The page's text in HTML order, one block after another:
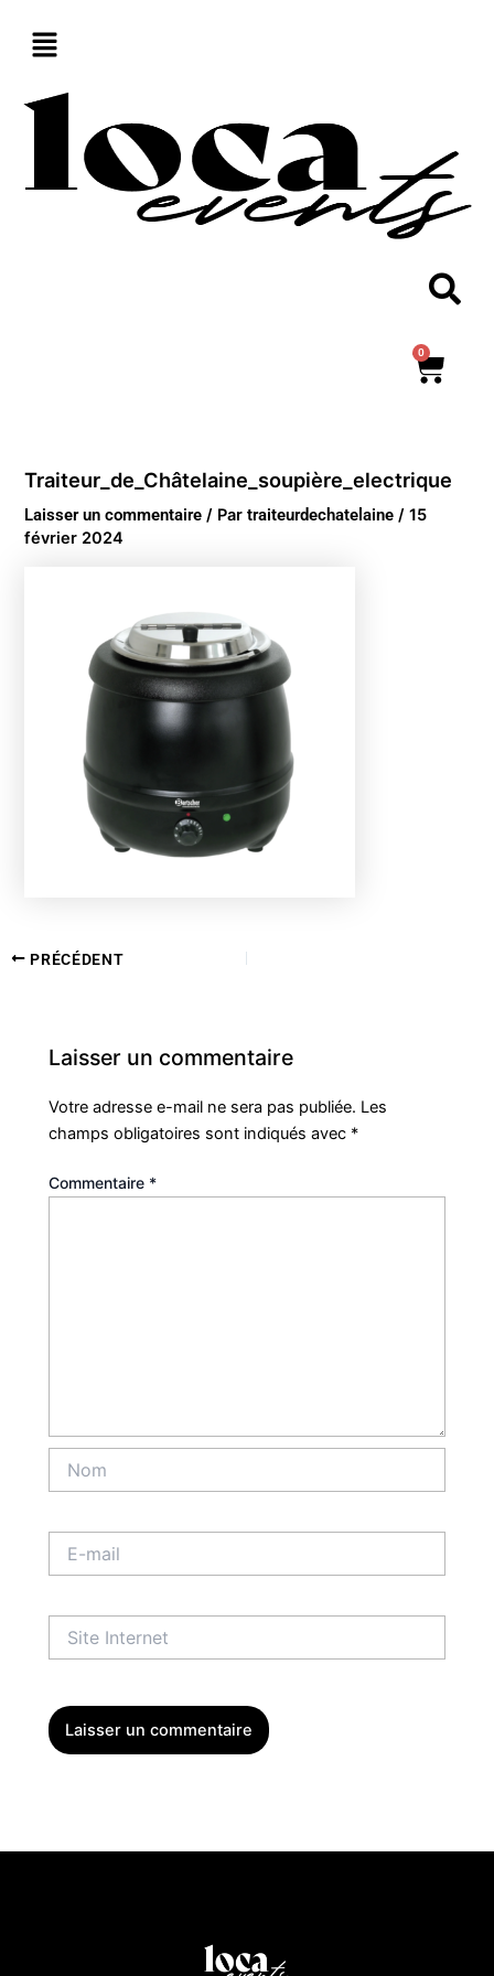
0
Traiteur_de_Châtelaine_soupière_electrique
Laisser un commentaire / Partraiteurdechatelaine/15
février 2024
PRÉCÉDENT
Laisser un commentaire
Votre adresse e-mail ne sera pas publiée. Les
champs obligatoires sont indiqués avec *
Commentaire *
mail
Internet